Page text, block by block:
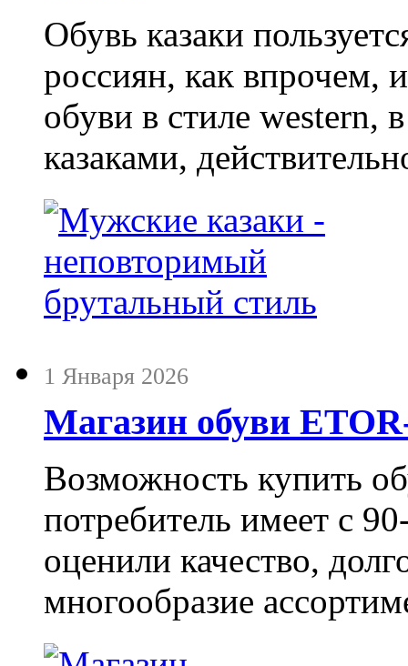
Обувь казаки
россиян, как впрочем,
обуви в стиле western,
казаками,
1 Января 2026
Магазин обуви
Возможность купить
потребитель имеет с
оценили качество,
многообразие